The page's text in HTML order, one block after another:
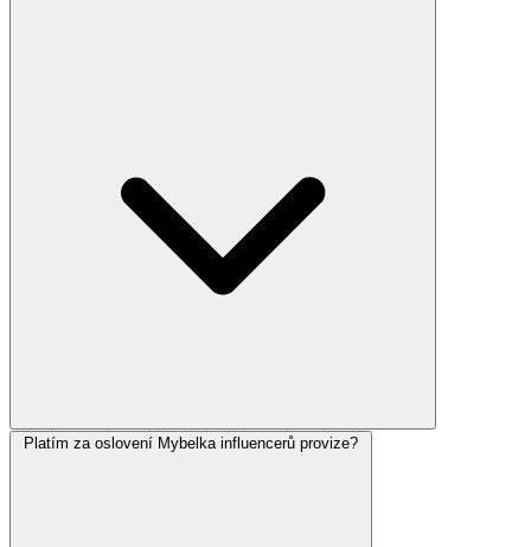
Platím za oslovení Mybelka influencerů provize?